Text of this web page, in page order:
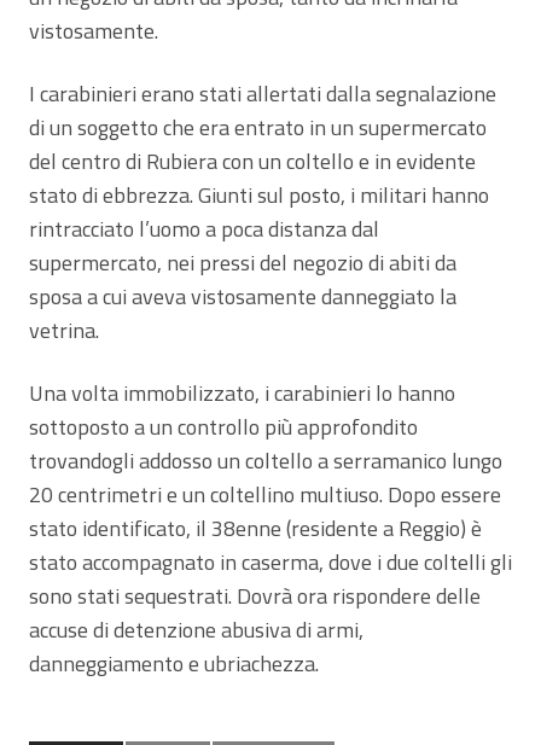
vistosamente.
I carabinieri erano stati allertati dalla segnalazione
di un soggetto che era entrato in un supermercato
del centro di Rubiera con un coltello e in evidente
stato di ebbrezza. Giunti sul posto, i militari hanno
rintracciato l’uomo a poca distanza dal
supermercato, nei pressi del negozio di abiti da
sposa a cui aveva vistosamente danneggiato la
vetrina.
Una volta immobilizzato, i carabinieri lo hanno
sottoposto a un controllo più approfondito
trovandogli addosso un coltello a serramanico lungo
20 centrimetri e un coltellino multiuso. Dopo essere
stato identificato, il 38enne (residente a Reggio) è
stato accompagnato in caserma, dove i due coltelli gli
sono stati sequestrati. Dovrà ora rispondere delle
accuse di detenzione abusiva di armi,
danneggiamento e ubriachezza.